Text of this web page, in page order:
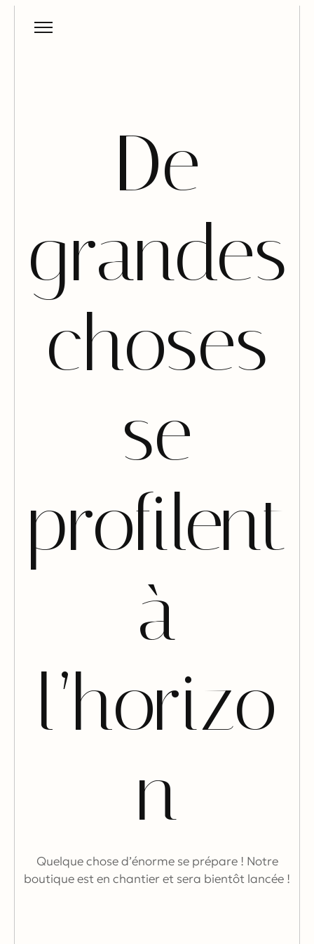
De
grandes
choses
se
profilent
à
l’horizo
n
Quelque chose d’énorme se prépare ! Notre
boutique est en chantier et sera bientôt lancée !